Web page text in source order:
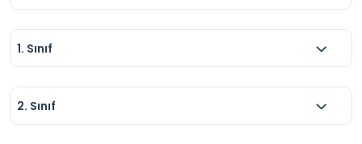
1. Sınıf
2. Sınıf